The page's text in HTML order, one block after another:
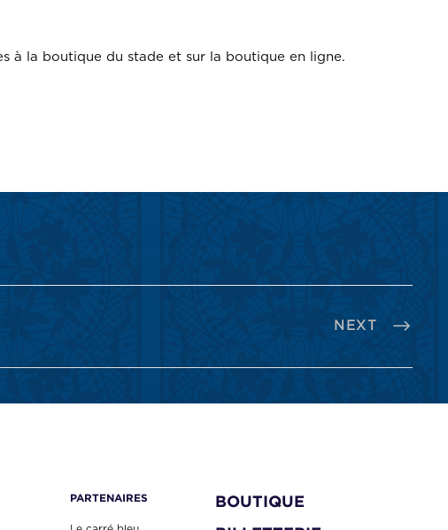
à la boutique du stade et sur la boutique en ligne.
NEXT
PARTENAIRES
BOUTIQUE